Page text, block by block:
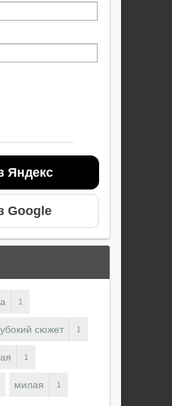
Яндекс
Google
1
сюжет 1
1
милая 1